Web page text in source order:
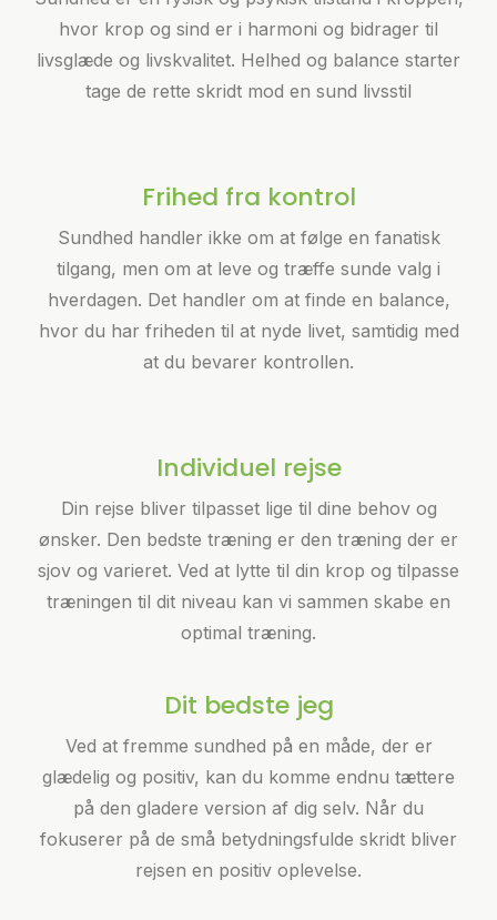
hvor krop og sind er i harmoni og bidrager til
livsglæde og livskvalitet. Helhed og balance starter
tage de rette skridt mod en sund livsstil
Frihed fra kontrol
Sundhed handler ikke om at følge en fanatisk
tilgang, men om at leve og træffe sunde valg i
hverdagen. Det handler om at finde en balance,
hvor du har friheden til at nyde livet, samtidig med
at du bevarer kontrollen.
Individuel rejse
Din rejse bliver tilpasset lige til dine behov og
ønsker. Den bedste træning er den træning der er
sjov og varieret. Ved at lytte til din krop og tilpasse
træningen til dit niveau kan vi sammen skabe en
optimal træning.
Dit bedste jeg
Ved at fremme sundhed på en måde, der er
glædelig og positiv, kan du komme endnu tættere
på den gladere version af dig selv. Når du
fokuserer på de små betydningsfulde skridt bliver
rejsen en positiv oplevelse.